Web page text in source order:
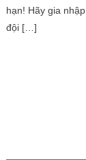
hạn! Hãy gia nhập
đội […]